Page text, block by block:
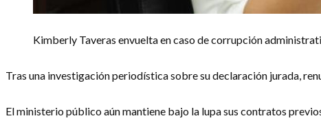
Kimberly Taveras envuelta en caso de corrupción
Tras una investigación periodística sobre su declaración jurada,
El ministerio público aún mantiene bajo la lupa sus contratos